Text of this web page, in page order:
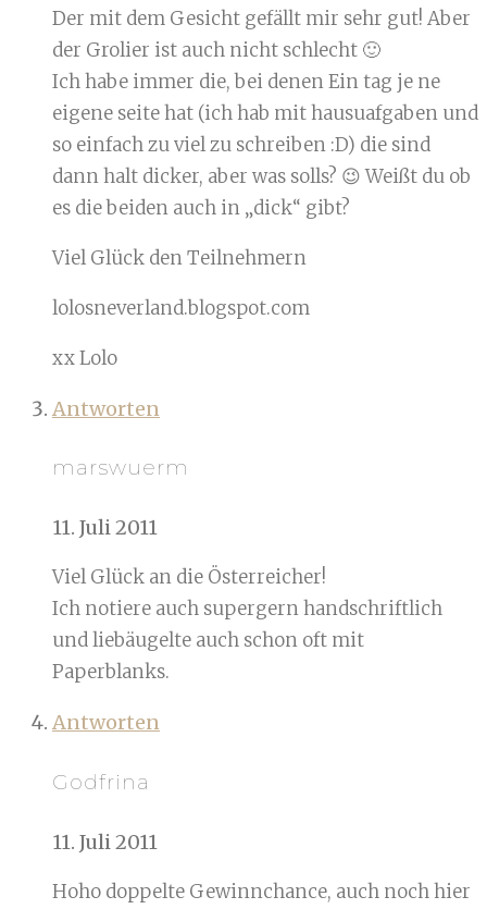
Der mit dem Gesicht gefällt mir sehr gut! Aber
der Grolier ist auch nicht schlecht 🙂
Ich habe immer die, bei denen Ein tag je ne
eigene seite hat (ich hab mit hausuafgaben und
so einfach zu viel zu schreiben :D) die sind
dann halt dicker, aber was solls? 😉 Weißt du ob
es die beiden auch in „dick“ gibt?
Viel Glück den Teilnehmern
lolosneverland.blogspot.com
xx Lolo
Antworten
marswuerm
11. Juli 2011
Viel Glück an die Österreicher!
Ich notiere auch supergern handschriftlich
und liebäugelte auch schon oft mit
Paperblanks.
Antworten
Godfrina
11. Juli 2011
Hoho doppelte Gewinnchance, auch noch hier